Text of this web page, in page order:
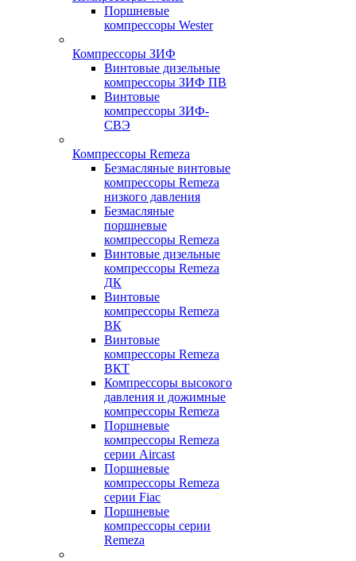
Поршневые
компрессоры Wester
Компрессоры ЗИФ
Винтовые дизельные
компрессоры ЗИФ ПВ
Винтовые
компрессоры ЗИФ-
СВЭ
Компрессоры Remeza
Безмасляные винтовые
компрессоры Remeza
низкого давления
Безмасляные
поршневые
компрессоры Remeza
Винтовые дизельные
компрессоры Remeza
ДК
Винтовые
компрессоры Remeza
ВК
Винтовые
компрессоры Remeza
ВКТ
Компрессоры высокого
давления и дожимные
компрессоры Remeza
Поршневые
компрессоры Remeza
серии Aircast
Поршневые
компрессоры Remeza
серии Fiac
Поршневые
компрессоры серии
Remeza